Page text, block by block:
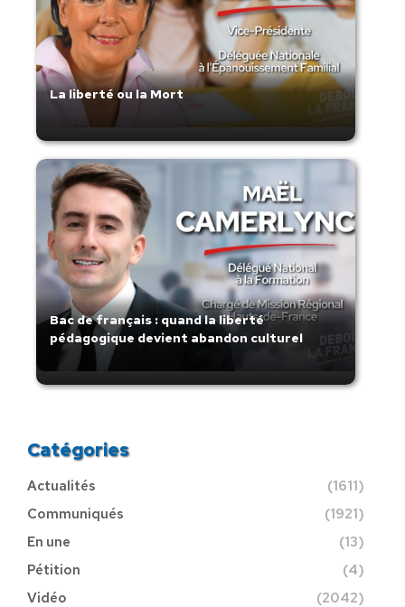
La liberté ou la Mort
Bac de français : quand la liberté
pédagogique devient abandon culturel
Catégories
Actualités
(1611)
Communiqués
(1921)
En une
(13)
Pétition
(4)
Vidéo
(2042)